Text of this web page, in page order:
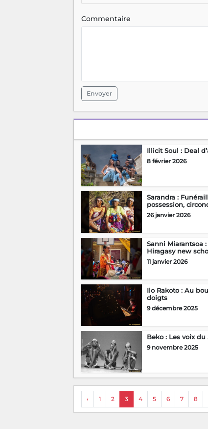
Commentaire
Envoyer
Illicit Soul : Deal
8 février 2026
Sarandra :
possession,
26 janvier 2026
Sanni Miarantsoa :
Hiragasy new
11 janvier 2026
Ilo Rakoto : Au
doigts
9 décembre 2025
Beko : Les voix du
9 novembre 2025
‹ 1 2 3 4 5 6 7 8